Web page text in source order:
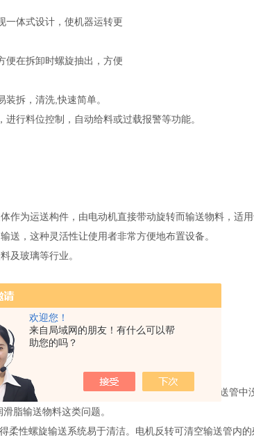
欢迎您！
来自局域网的朋友！有什么可以帮
助您的吗？
一体式设计，使机器运转更
便在拆卸时螺旋抽出，方便
拆，清洗,快速简单。
行料位控制，自动给料或过载报警等功能。
作为运送构件，由电动机直接带动旋转而输送物料，适
送，这种灵活性让使用者非常方便地布置设备。
及玻璃等行业。
该输送机*的运动部件，无论作多远距离输送，输送管
脂输送物料这类问题。
柔性螺旋输送系统易于清洁。电机反转可清空输送管内